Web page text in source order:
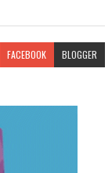
FACEBOOK BLOGGER